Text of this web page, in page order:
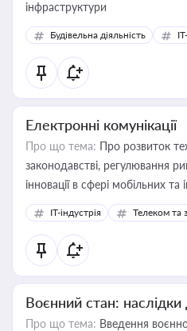
інфраструктури
Будівельна діяльність
Електронні комунікації
Про що тема: Про розвиток
законодавстві, регулювання
інновації в сфері мобільних та
IT-індустрія Телеком та
Воєнний стан: наслідки
Про що тема: Введення